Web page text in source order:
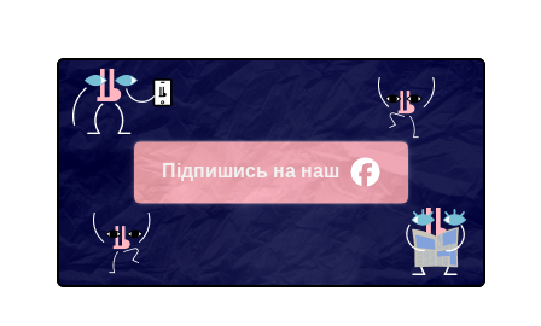
Підпишись на наш
Facebook